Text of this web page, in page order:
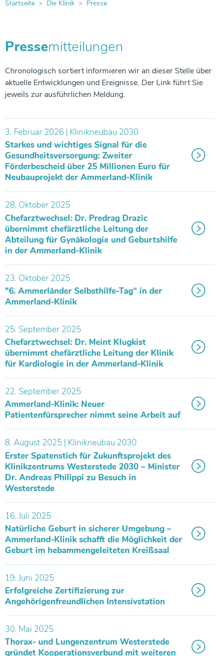
Therapeutische Angebote
Betreuung & Beratung
Pflegemanagement
Hygienemanagement
Qualitätsmanagement
Schmerzarmes Krankenhaus
Informationen für Einweiser
Babygalerie
Lob & Kritik
Fortbildung
Facharzt-Weiterbildung
SpringerTeam der Pflege
Arbeiten im Zentral-OP
Energiepolitik
Startseite Die Klinik Presse
Gefäß- & Thoraxchirurgie
Gefäßzentrum
Anästhesie und operative Intensivmedizin
Radiologie
Verdauungsorgane
Darmzentrum
Beckenbodenzentrum
Endometriosezentrum
Drüsen und Hormone
Gastroenterologie und Allgemeine Innere Medizin
Allgemein- und Viszeralchirurgie
Urologie
Schilddrüsenzentrum
Urologie
Beckenbodenzentrum
Uroonkologisches Zentrum
Blut-, Lymph- & Immunsystem
Gastroenterologie und Allgemeine Innere Medizin
Gefäß- & Thoraxchirurgie
Gefäßzentrum
Muskeln, Haut, Knochen & Gelenke
Neurologie
Wundzentrum
Pressemitteilungen
Chronologisch sortiert informieren wir an dieser Stelle über
aktuelle Entwicklungen und Ereignisse. Der Link führt Sie
jeweils zur ausführlichen Meldung.
3. Februar 2026 | Klinikneubau 2030
Starkes und wichtiges Signal für die
Gesundheitsversorgung: Zweiter
Förderbescheid über 25 Millionen Euro für
Neubauprojekt der Ammerland-Klinik
28. Oktober 2025
Chefarztwechsel: Dr. Predrag Drazic
übernimmt chefärztliche Leitung der
Abteilung für Gynäkologie und Geburtshilfe
in der Ammerland-Klinik
23. Oktober 2025
"6. Ammerländer Selbsthilfe-Tag“ in der
Ammerland-Klinik
25. September 2025
Chefarztwechsel: Dr. Meint Klugkist
übernimmt chefärztliche Leitung der Klinik
für Kardiologie in der Ammerland-Klinik
22. September 2025
Ammerland-Klinik: Neuer
Patientenfürsprecher nimmt seine Arbeit auf
8. August 2025 | Klinikneubau 2030
Erster Spatenstich für Zukunftsprojekt des
Klinikzentrums Westerstede 2030 – Minister
Dr. Andreas Philippi zu Besuch in
Westerstede
16. Juli 2025
Natürliche Geburt in sicherer Umgebung –
Ammerland-Klinik schafft die Möglichkeit der
Geburt im hebammengeleiteten Kreißsaal
19. Juni 2025
Erfolgreiche Zertifizierung zur
Angehörigenfreundlichen Intensivstation
30. Mai 2025
Thorax- und Lungenzentrum Westerstede
gründet Kooperationsverbund mit weiteren